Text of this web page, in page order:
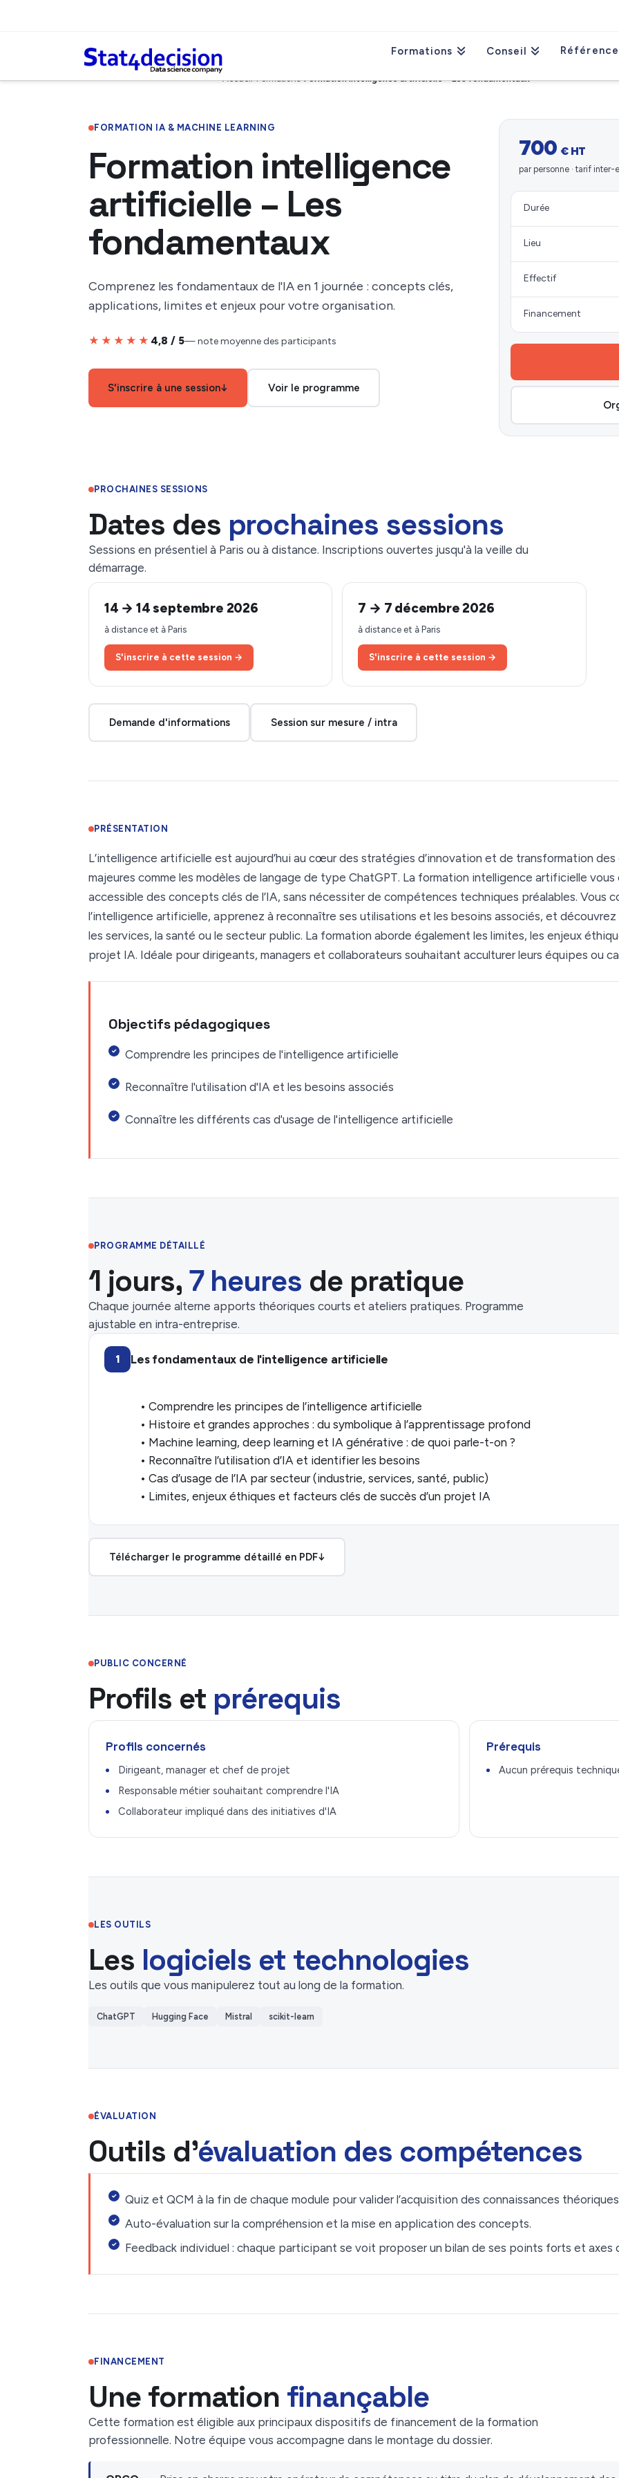
Formations Conseil
Accueil›Formations›Formation intelligence artificielle – Les fondamentaux
FORMATION IA & MACHINE LEARNING
Formation intelligence
artificielle – Les
fondamentaux
Comprenez les fondamentaux de l'IA en 1 journée : concepts clés,
applications, limites et enjeux pour votre organisation.
★★★★★ 4,8 / 5— note moyenne des participants
S'inscrire à une session↓ Voir le programme
700€ HT
par personne · tarif inter-
Durée
Lieu
Effectif
Financement
PROCHAINES SESSIONS
Dates des prochaines sessions
Sessions en présentiel à Paris ou à distance. Inscriptions ouvertes jusqu'à la veille du
démarrage.
14 → 14 septembre 2026
à distance et à Paris
S'inscrire à cette session →
7 → 7 décembre 2026
à distance et à Paris
S'inscrire à cette session →
Demande d'informations Session sur mesure / intra
PRÉSENTATION
L’intelligence artificielle est aujourd’hui au cœur des stratégies d’innovation et de transformation
majeures comme les modèles de langage de type ChatGPT. La formation intelligence artificielle
accessible des concepts clés de l’IA, sans nécessiter de compétences techniques préalables. Vous
l’intelligence artificielle, apprenez à reconnaître ses utilisations et les besoins associés, et découvrez
les services, la santé ou le secteur public. La formation aborde également les limites, les enjeux
projet IA. Idéale pour dirigeants, managers et collaborateurs souhaitant acculturer leurs équipes ou
Objectifs pédagogiques
Comprendre les principes de l'intelligence artificielle
Reconnaître l'utilisation d'IA et les besoins associés
Connaître les différents cas d'usage de l'intelligence artificielle
PROGRAMME DÉTAILLÉ
1 jours, 7 heures de pratique
Chaque journée alterne apports théoriques courts et ateliers pratiques. Programme
ajustable en intra-entreprise.
1 Les fondamentaux de l'intelligence artificielle
• Comprendre les principes de l’intelligence artificielle
• Histoire et grandes approches : du symbolique à l’apprentissage profond
• Machine learning, deep learning et IA générative : de quoi parle-t-on ?
• Reconnaître l’utilisation d’IA et identifier les besoins
• Cas d’usage de l’IA par secteur (industrie, services, santé, public)
• Limites, enjeux éthiques et facteurs clés de succès d’un projet IA
Télécharger le programme détaillé en PDF↓
PUBLIC CONCERNÉ
Profils et prérequis
Profils concernés
Dirigeant, manager et chef de projet
Responsable métier souhaitant comprendre l'IA
Collaborateur impliqué dans des initiatives d'IA
Prérequis
Aucun prérequis
LES OUTILS
Les logiciels et technologies
Les outils que vous manipulerez tout au long de la formation.
ChatGPT Hugging Face Mistral scikit-learn
ÉVALUATION
Outils d'évaluation des compétences
Quiz et QCM à la fin de chaque module pour valider l’acquisition des connaissances
Auto-évaluation sur la compréhension et la mise en application des concepts.
Feedback individuel : chaque participant se voit proposer un bilan de ses points forts et axes
FINANCEMENT
Une formation finançable
Cette formation est éligible aux principaux dispositifs de financement de la formation
professionnelle. Notre équipe vous accompagne dans le montage du dossier.